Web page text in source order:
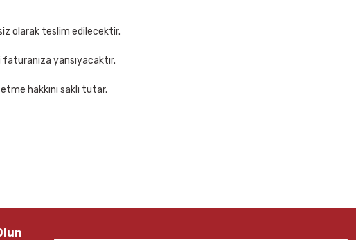
olarak teslim edilecektir.
yansıyacaktır.
hakkını saklı tutar.